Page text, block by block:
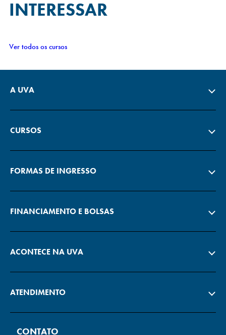
INTERESSAR
Ver todos os cursos
A UVA
CURSOS
FORMAS DE INGRESSO
FINANCIAMENTO E BOLSAS
ACONTECE NA UVA
ATENDIMENTO
CONTATO